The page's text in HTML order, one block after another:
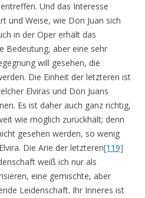
Und das Interesse
und Weise, wie Don Juan sich
in der Oper erhält das
Bedeutung, aber eine sehr
will gesehen, die
Die Einheit der letzteren ist
Elviras und Don Juans
Es ist daher auch ganz richtig,
wie möglich zurückhält; denn
gesehen werden, so wenig
Die Arie der letzteren[119]
weiß ich nur als
eine gemischte, aber
Leidenschaft. Ihr Inneres ist